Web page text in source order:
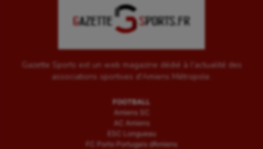
Gazette Sports est un web magazine dédié à l'actualité des
associations sportives d'Amiens Métropole.
FOOTBALL
Amiens SC
AC Amiens
ESC Longueau
FC Porto Portugais d’Amiens